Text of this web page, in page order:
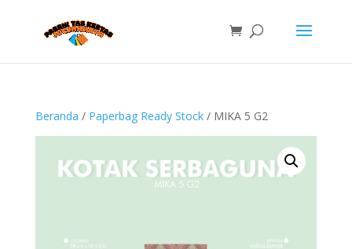
Beranda / Paperbag Ready Stock/ MIKA 5 G2